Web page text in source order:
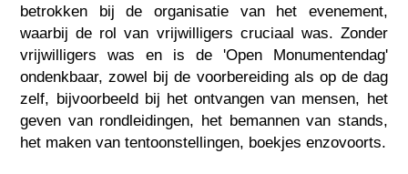
betrokken bij de organisatie van het evenement,
waarbij de rol van vrijwilligers cruciaal was. Zonder
vrijwilligers was en is de 'Open Monumentendag'
ondenkbaar, zowel bij de voorbereiding als op de dag
zelf, bijvoorbeeld bij het ontvangen van mensen, het
geven van rondleidingen, het bemannen van stands,
het maken van tentoonstellingen, boekjes enzovoorts.